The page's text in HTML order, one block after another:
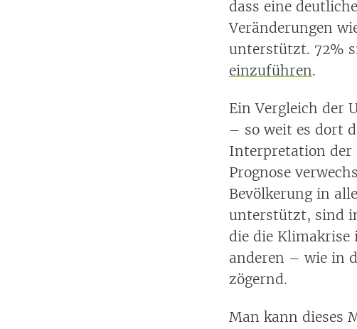
dass eine
Veränderungen
unterstützt. 72%
einzuführen.
Ein Vergleich der
– so weit es dort
Interpretation der
Prognose
Bevölkerung in
unterstützt, sind
die die
anderen – wie in
zögernd.
Man kann dieses